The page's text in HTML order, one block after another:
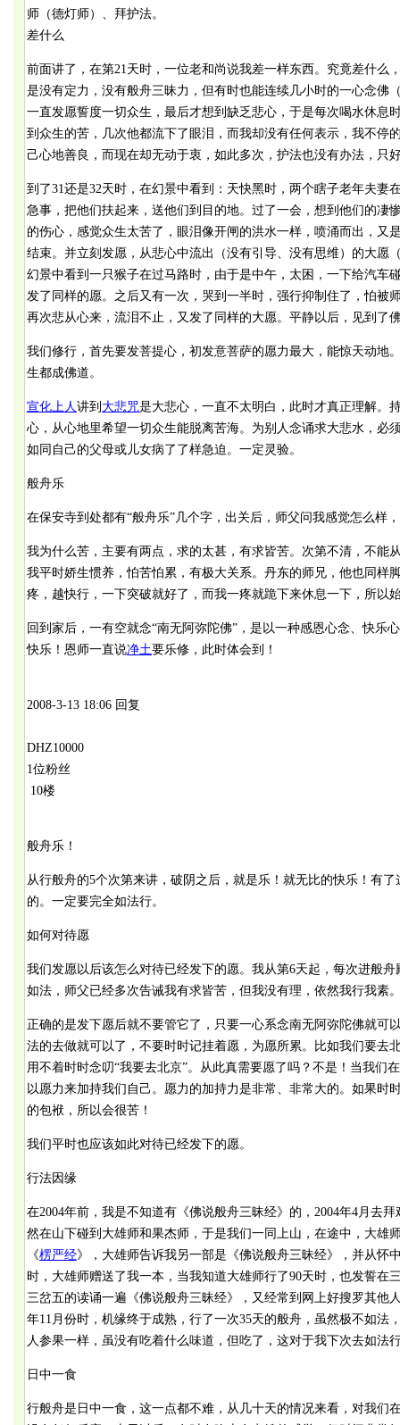
师（德灯师）、拜护法。
差什么
前面讲了，在第21天时，一位老和尚说我差一样东西。究竟差什么
是没有定力，没有般舟三昧力，但有时也能连续几小时的一心念佛
一直发愿誓度一切众生，最后才想到缺乏悲心，于是每次喝水休息
到众生的苦，几次他都流下了眼泪，而我却没有任何表示，我不停
己心地善良，而现在却无动于衷，如此多次，护法也没有办法，只
到了31还是32天时，在幻景中看到：天快黑时，两个瞎子老年夫妻
急事，把他们扶起来，送他们到目的地。过了一会，想到他们的凄
的伤心，感觉众生太苦了，眼泪像开闸的洪水一样，喷涌而出，又
结束。并立刻发愿，从悲心中流出（没有引导、没有思维）的大愿
幻景中看到一只猴子在过马路时，由于是中午，太困，一下给汽车
发了同样的愿。之后又有一次，哭到一半时，强行抑制住了，怕被
再次悲从心来，流泪不止，又发了同样的大愿。平静以后，见到了
我们修行，首先要发菩提心，初发意菩萨的愿力最大，能惊天动地
生都成佛道。
宣化上人讲到 大悲咒是大悲心，一直不太明白，此时才真正理解。
心，从心地里希望一切众生能脱离苦海。为别人念诵求大悲水，必
如同自己的父母或儿女病了了样急迫。一定灵验。
般舟乐
在保安寺到处都有“般舟乐”几个字，出关后，师父问我感觉怎么样
我为什么苦，主要有两点，求的太甚，有求皆苦。次第不清，不能
我平时娇生惯养，怕苦怕累，有极大关系。丹东的师兄，他也同样
疼，越快行，一下突破就好了，而我一疼就跪下来休息一下，所以
回到家后，一有空就念“南无阿弥陀佛”，是以一种感恩心念、快乐
快乐！恩师一直说净土要乐修，此时体会到！
2008-3-13 18:06 回复
DHZ10000
1位粉丝
10楼
般舟乐！
从行般舟的5个次第来讲，破阴之后，就是乐！就无比的快乐！有
的。一定要完全如法行。
如何对待愿
我们发愿以后该怎么对待已经发下的愿。我从第6天起，每次进般
如法，师父已经多次告诫我有求皆苦，但我没有理，依然我行我素
正确的是发下愿后就不要管它了，只要一心系念南无阿弥陀佛就可
法的去做就可以了，不要时时记挂着愿，为愿所累。比如我们要去
用不着时时念叨“我要去北京”。从此真需要愿了吗？不是！当我们
以愿力来加持我们自己。愿力的加持力是非常、非常大的。如果时
的包袱，所以会很苦！
我们平时也应该如此对待已经发下的愿。
行法因缘
在2004年前，我是不知道有《佛说般舟三昧经》的，2004年4月去
然在山下碰到大雄师和果杰师，于是我们一同上山，在途中，大雄
《楞严经》，大雄师告诉我另一部是《佛说般舟三昧经》，并从怀
时，大雄师赠送了我一本，当我知道大雄师行了90天时，也发誓在
三岔五的读诵一遍《佛说般舟三昧经》，又经常到网上好搜罗其他
年11月份时，机缘终于成熟，行了一次35天的般舟，虽然极不如法
人参果一样，虽没有吃着什么味道，但吃了，这对于我下次去如法
日中一食
行般舟是日中一食，这一点都不难，从几十天的情况来看，对我们